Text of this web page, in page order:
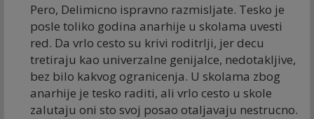
Pero, Delimicno ispravno razmisljate. Tesko je
posle toliko godina anarhije u skolama uvesti
red. Da vrlo cesto su krivi roditrlji, jer decu
tretiraju kao univerzalne genijalce, nedotakljive,
bez bilo kakvog ogranicenja. U skolama zbog
anarhije je tesko raditi, ali vrlo cesto u skole
zalutaju oni sto svoj posao otaljavaju nestrucno.